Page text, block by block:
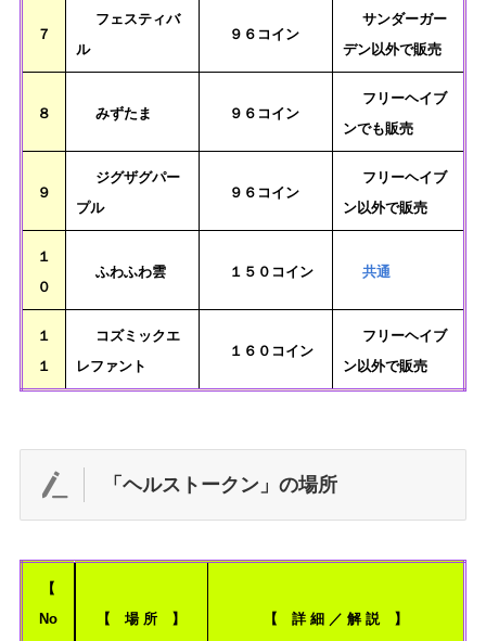
７
フェスティバ
ル
９６コイン
サンダーガー
デン以外で販売
８ みずたま ９６コイン
フリーヘイブ
ンでも販売
９
ジグザグパー
プル
９６コイン
フリーヘイブ
ン以外で販売
１
０
ふわふわ雲 １５０コイン 共通
１
１
コズミックエ
レファント
１６０コイン
フリーヘイブ
ン以外で販売
「ヘルストークン」の場所
【
No
【 場 所 】 【 詳 細 ／ 解 説 】